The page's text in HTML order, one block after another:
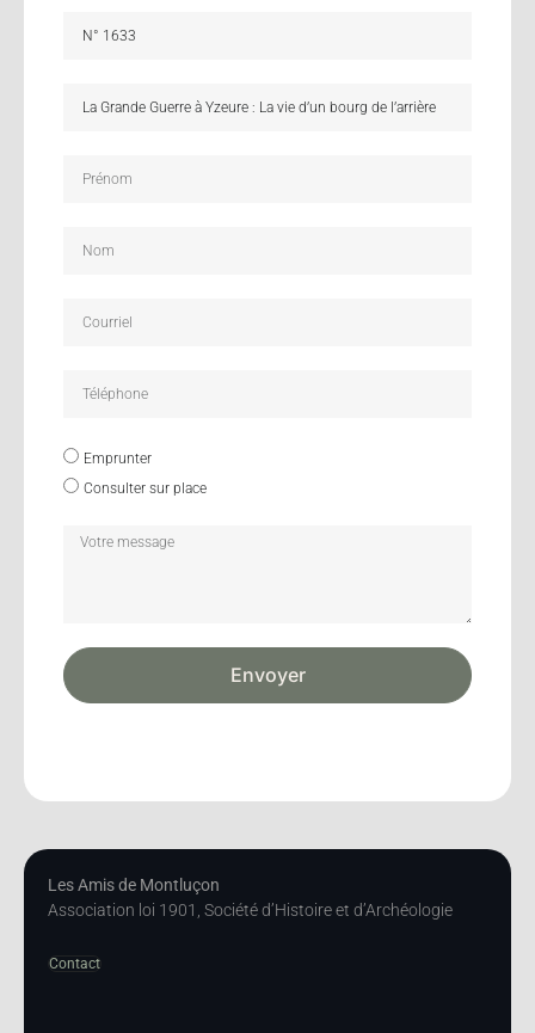
Emprunter
Consulter sur place
Envoyer
Les Amis de Montluçon
Association loi 1901, Société d’Histoire et d’Archéologie
Contact